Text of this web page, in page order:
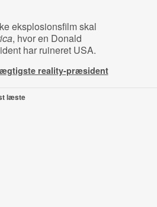
eksplosionsfilm skal
, hvor en Donald
har ruineret USA.
reality-præsident
læste